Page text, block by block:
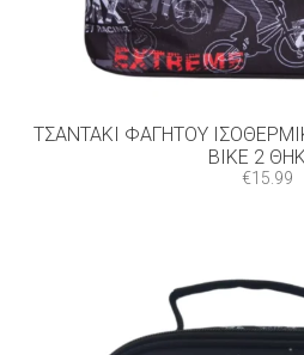
ΤΣΑΝΤΆΚΙ ΦΑΓΗΤΟΎ
BIKE 2
€15.99